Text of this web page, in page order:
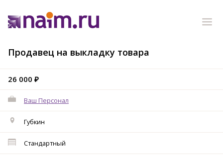
Продавец на выкладку товара
26 000 ₽
Ваш Персонал
Губкин
Стандартный